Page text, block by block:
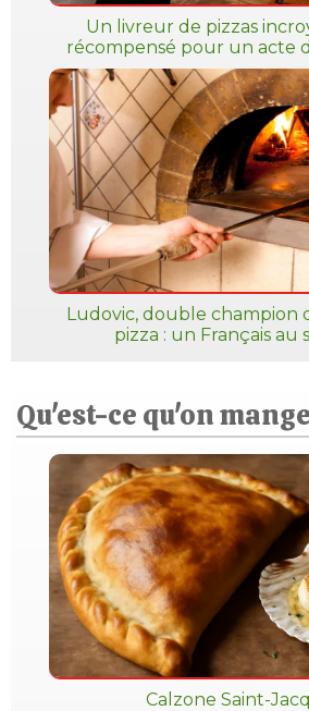
Un livreur de pizzas
récompensé pour un acte
Ludovic, double champion
pizza : un Français au
Qu'est-ce qu'on
Calzone Saint-